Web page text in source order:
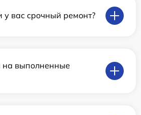
у вас срочный ремонт?
на выполненные